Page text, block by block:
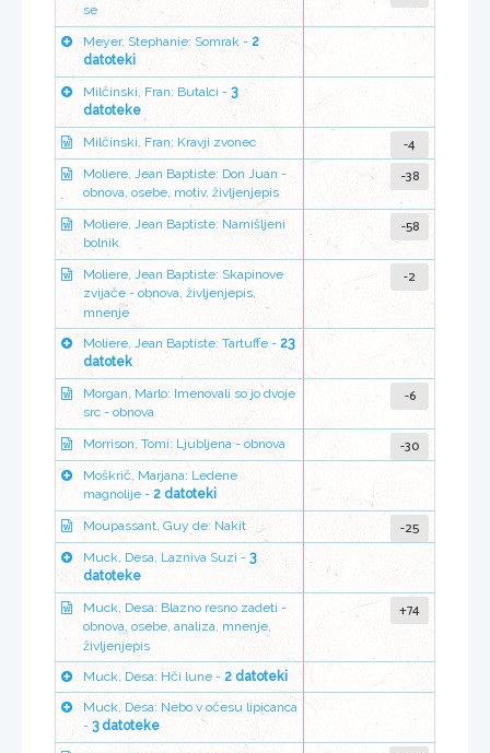
se
Meyer, Stephanie: Somrak - 2
datoteki
Milčinski, Fran: Butalci - 3
datoteke
Milčinski, Fran: Kravji zvonec -4
Moliere, Jean Baptiste: Don Juan -
obnova, osebe, motiv, življenjepis
-38
Moliere, Jean Baptiste: Namišljeni
bolnik
-58
Moliere, Jean Baptiste: Skapinove
zvijače - obnova, življenjepis,
mnenje
-2
Moliere, Jean Baptiste: Tartuffe - 23
datotek
Morgan, Marlo: Imenovali so jo dvoje
src - obnova
-6
Morrison, Tomi: Ljubljena - obnova -30
Moškrič, Marjana: Ledene
magnolije - 2 datoteki
Moupassant, Guy de: Nakit -25
Muck, Desa, Lazniva Suzi - 3
datoteke
Muck, Desa: Blazno resno zadeti -
obnova, osebe, analiza, mnenje,
življenjepis
+74
Muck, Desa: Hči lune - 2 datoteki
Muck, Desa: Nebo v očesu lipicanca
- 3 datoteke